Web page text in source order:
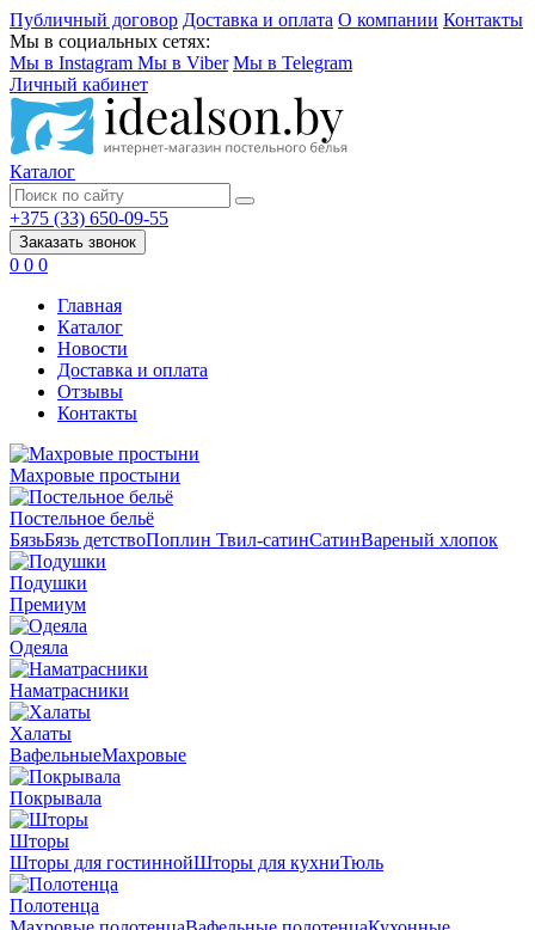
Публичный договор Доставка и оплата О компании Контакты
Мы в социальных сетях:
Мы в Instagram Мы в Viber Мы в Telegram
Личный кабинет
Каталог
+375 (33) 650-09-55
Заказать звонок
0 0 0
Главная
Каталог
Новости
Доставка и оплата
Отзывы
Контакты
Махровые простыни
Постельное бельё
БязьБязь детствоПоплин Твил-сатинСатинВареный хлопок
Подушки
Премиум
Одеяла
Наматрасники
Халаты
ВафельныеМахровые
Покрывала
Шторы
Шторы для гостиннойШторы для кухниТюль
Полотенца